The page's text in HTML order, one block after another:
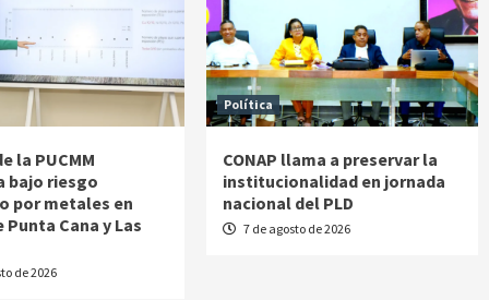
la PUCMM
bajo riesgo
por metales en
Punta Cana y Las
de 2026
Política
CONAP llama a preservar la
institucionalidad en jornada
nacional del PLD
7 de agosto de 2026